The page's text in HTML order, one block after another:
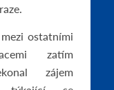
ostatními
zatím
zájem